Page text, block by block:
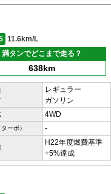
11.6km/L
満タンでどこまで走る？
638km
レギュラー
ガソリン
4WD
ーボ） -
H22年度燃費基準
+5%達成